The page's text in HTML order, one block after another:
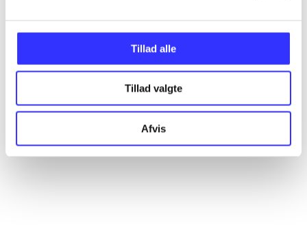
Tillad alle
Tillad valgte
Afvis